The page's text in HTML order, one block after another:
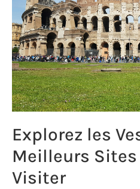
Explorez les
Meilleurs
Visiter